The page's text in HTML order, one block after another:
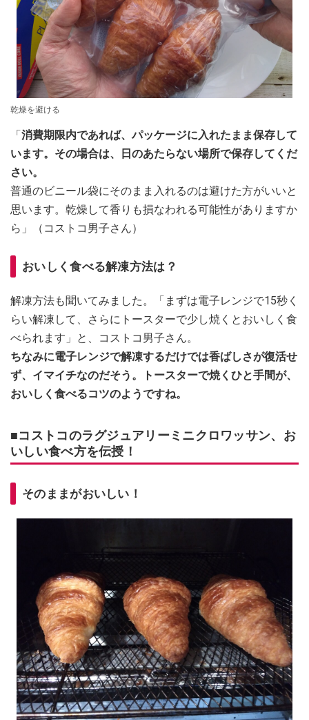
乾燥を避ける
「消費期限内であれば、パッケージに入れたまま保存して
います。その場合は、日のあたらない場所で保存してくだ
さい。
普通のビニール袋にそのまま入れるのは避けた方がいいと
思います。乾燥して香りも損なわれる可能性がありますか
ら」（コストコ男子さん）
おいしく食べる解凍方法は？
解凍方法も聞いてみました。「まずは電子レンジで15秒く
らい解凍して、さらにトースターで少し焼くとおいしく食
べられます」と、コストコ男子さん。
ちなみに電子レンジで解凍するだけでは香ばしさが復活せ
ず、イマイチなのだそう。トースターで焼くひと手間が、
おいしく食べるコツのようですね。
■コストコのラグジュアリーミニクロワッサン、お
いしい食べ方を伝授！
そのままがおいしい！